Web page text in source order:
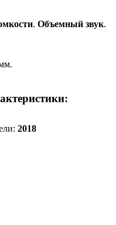
. Объемный звук.
2018